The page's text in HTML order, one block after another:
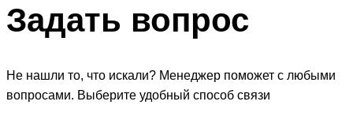
Задать вопрос
Не нашли то, что искали? Менеджер поможет с любыми
вопросами. Выберите удобный способ связи